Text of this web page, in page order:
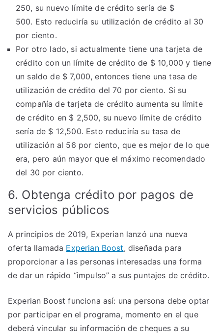
250, su nuevo límite de crédito sería de $
500. Esto reduciría su utilización de crédito al 30
por ciento.
Por otro lado, si actualmente tiene una tarjeta de
crédito con un límite de crédito de $ 10,000 y tiene
un saldo de $ 7,000, entonces tiene una tasa de
utilización de crédito del 70 por ciento. Si su
compañía de tarjeta de crédito aumenta su límite
de crédito en $ 2,500, su nuevo límite de crédito
sería de $ 12,500. Esto reduciría su tasa de
utilización al 56 por ciento, que es mejor de lo que
era, pero aún mayor que el máximo recomendado
del 30 por ciento.
6. Obtenga crédito por pagos de
servicios públicos
A principios de 2019, Experian lanzó una nueva
oferta llamada Experian Boost, diseñada para
proporcionar a las personas interesadas una forma
de dar un rápido “impulso” a sus puntajes de crédito.
Experian Boost funciona así: una persona debe optar
por participar en el programa, momento en el que
deberá vincular su información de cheques a su